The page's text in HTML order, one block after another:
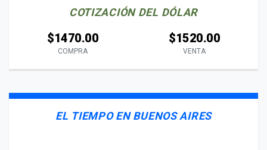
COTIZACIÓN DEL DÓLAR
$1470.00
COMPRA
$1520.00
VENTA
EL TIEMPO EN BUENOS AIRES